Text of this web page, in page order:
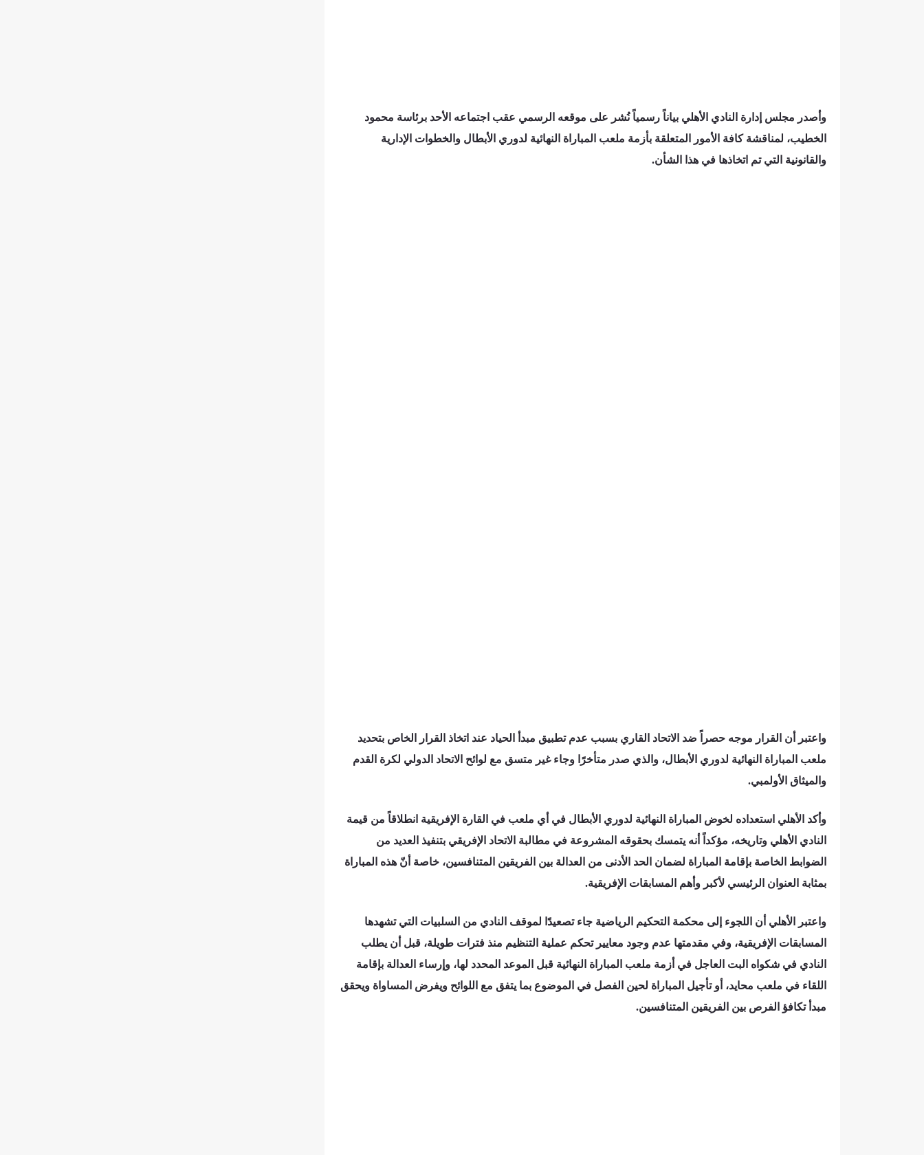
وأصدر مجلس إدارة النادي الأهلي بياناً رسمياً نُشر على موقعه الرسمي عقب اجتماعه الأحد برئاسة محمود
الخطيب، لمناقشة كافة الأمور المتعلقة بأزمة ملعب المباراة النهائية لدوري الأبطال والخطوات الإدارية
والقانونية التي تم اتخاذها في هذا الشأن.
واعتبر أن القرار موجه حصراً ضد الاتحاد القاري بسبب عدم تطبيق مبدأ الحياد عند اتخاذ القرار الخاص بتحديد
ملعب المباراة النهائية لدوري الأبطال، والذي صدر متأخرًا وجاء غير متسق مع لوائح الاتحاد الدولي لكرة القدم
والميثاق الأولمبي.
وأكد الأهلي استعداده لخوض المباراة النهائية لدوري الأبطال في أي ملعب في القارة الإفريقية انطلاقاً من قيمة
النادي الأهلي وتاريخه، مؤكداً أنه يتمسك بحقوقه المشروعة في مطالبة الاتحاد الإفريقي بتنفيذ العديد من
الضوابط الخاصة بإقامة المباراة لضمان الحد الأدنى من العدالة بين الفريقين المتنافسين، خاصة أنّ هذه المباراة
بمثابة العنوان الرئيسي لأكبر وأهم المسابقات الإفريقية.
واعتبر الأهلي أن اللجوء إلى محكمة التحكيم الرياضية جاء تصعيدًا لموقف النادي من السلبيات التي تشهدها
المسابقات الإفريقية، وفي مقدمتها عدم وجود معايير تحكم عملية التنظيم منذ فترات طويلة، قبل أن يطلب
النادي في شكواه البت العاجل في أزمة ملعب المباراة النهائية قبل الموعد المحدد لها، وإرساء العدالة بإقامة
اللقاء في ملعب محايد، أو تأجيل المباراة لحين الفصل في الموضوع بما يتفق مع اللوائح ويفرض المساواة ويحقق
مبدأ تكافؤ الفرص بين الفريقين المتنافسين.